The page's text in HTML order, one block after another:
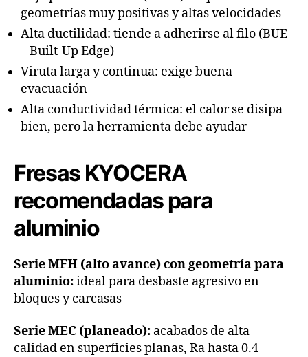
geometrías muy positivas y altas velocidades
Alta ductilidad: tiende a adherirse al filo (BUE
– Built-Up Edge)
Viruta larga y continua: exige buena
evacuación
Alta conductividad térmica: el calor se disipa
bien, pero la herramienta debe ayudar
Fresas KYOCERA
recomendadas para
aluminio
Serie MFH (alto avance) con geometría para
aluminio:ideal para desbaste agresivo en
bloques y carcasas
Serie MEC (planeado): acabados de alta
calidad en superficies planas, Ra hasta 0.4